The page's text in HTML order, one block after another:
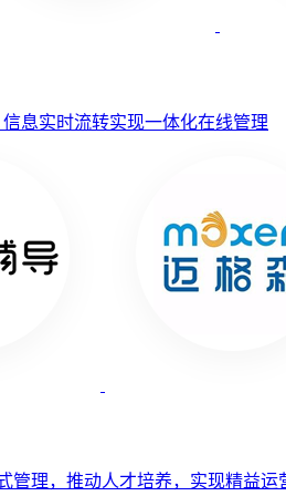
息实时流转实现一体化在线管理
管理，推动人才培养，实现精益运